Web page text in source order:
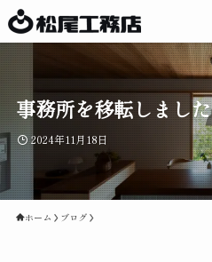
事務所を移転しました
2024年11月18日
ホーム ブログ